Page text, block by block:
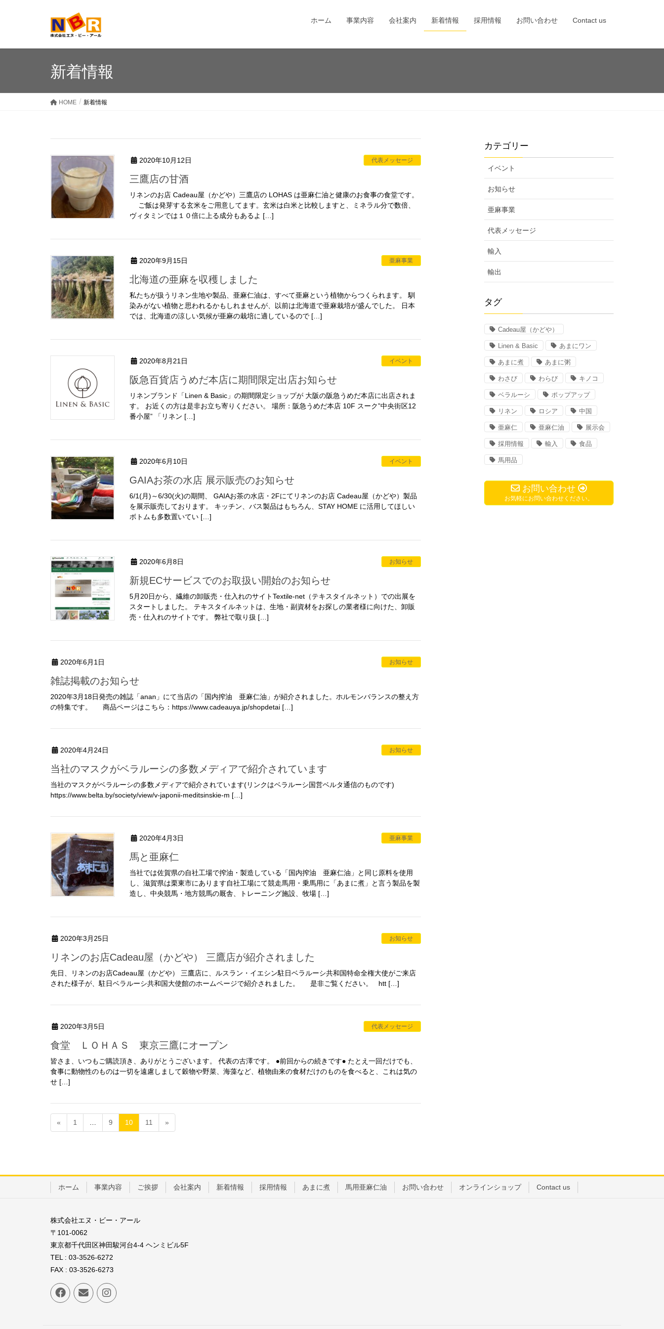
ホーム 事業内容 会社案内 新着情報 採用情報 お問い合わせ Contact us
新着情報
HOME 新着情報
2020年10月12日 代表メッセージ
三鷹店の甘酒
リネンのお店 Cadeau屋（かどや）三鷹店の LOHAS は亜麻仁油と健康のお食事の食堂です。
ご飯は発芽する玄米をご用意してます。玄米は白米と比較しますと、ミネラル分で数倍、
ヴィタミンでは１０倍に上る成分もあるよ […]
2020年9月15日 亜麻事業
北海道の亜麻を収穫しました
私たちが扱うリネン生地や製品、亜麻仁油は、すべて亜麻という植物からつくられます。 馴
染みがない植物と思われるかもしれませんが、以前は北海道で亜麻栽培が盛んでした。 日本
では、北海道の涼しい気候が亜麻の栽培に適しているので […]
2020年8月21日 イベント
阪急百貨店うめだ本店に期間限定出店お知らせ
リネンブランド「Linen & Basic」の期間限定ショップが 大阪の阪急うめだ本店に出店されま
す。 お近くの方は是非お立ち寄りください。 場所：阪急うめだ本店 10F スーク”中央街区12
番小屋” 「リネン […]
2020年6月10日 イベント
GAIAお茶の水店 展示販売のお知らせ
6/1(月)～6/30(火)の期間、 GAIAお茶の水店・2Fにてリネンのお店 Cadeau屋（かどや）製品
を展示販売しております。 キッチン、バス製品はもちろん、STAY HOME に活用してほしい
ボトムも多数置いてい […]
2020年6月8日 お知らせ
新規ECサービスでのお取扱い開始のお知らせ
5月20日から、繊維の卸販売・仕入れのサイトTextile-net（テキスタイルネット）での出展を
スタートしました。 テキスタイルネットは、生地・副資材をお探しの業者様に向けた、卸販
売・仕入れのサイトです。 弊社で取り扱 […]
2020年6月1日 お知らせ
雑誌掲載のお知らせ
2020年3月18日発売の雑誌「anan」にて当店の「国内搾油 亜麻仁油」が紹介されました。ホルモンバランスの整え方
の特集です。 商品ページはこちら：https://www.cadeauya.jp/shopdetai […]
2020年4月24日 お知らせ
当社のマスクがベラルーシの多数メディアで紹介されています
当社のマスクがベラルーシの多数メディアで紹介されています(リンクはベラルーシ国営ベルタ通信のものです)
https://www.belta.by/society/view/v-japonii-meditsinskie-m […]
2020年4月3日 亜麻事業
馬と亜麻仁
当社では佐賀県の自社工場で搾油・製造している「国内搾油 亜麻仁油」と同じ原料を使用
し、滋賀県は栗東市にあります自社工場にて競走馬用・乗馬用に「あまに煮」と言う製品を製
造し、中央競馬・地方競馬の厩舎、トレーニング施設、牧場 […]
2020年3月25日 お知らせ
リネンのお店Cadeau屋（かどや） 三鷹店が紹介されました
先日、リネンのお店Cadeau屋（かどや） 三鷹店に、ルスラン・イエシン駐日ベラルーシ共和国特命全権大使がご来店
された様子が、駐日ベラルーシ共和国大使館のホームページで紹介されました。 是非ご覧ください。 htt […]
2020年3月5日 代表メッセージ
食堂 ＬＯＨＡＳ 東京三鷹にオープン
皆さま、いつもご購読頂き、ありがとうございます。 代表の古澤です。 ●前回からの続きです● たとえ一回だけでも、
食事に動物性のものは一切を遠慮しまして穀物や野菜、海藻など、植物由来の食材だけのものを食べると、これは気の
せ […]
« 1 9 10 11 »
カテゴリー
イベント
お知らせ
亜麻事業
代表メッセージ
輸入
輸出
タグ
Cadeau屋（かどや）
Linen & Basic あまにワン
あまに煮 あまに粥
わさび わらび キノコ
ベラルーシ ポップアップ
リネン ロシア 中国
亜麻仁 亜麻仁油 展示会
採用情報 輸入 食品
馬用品
お問い合わせ
お気軽にお問い合わせください。
ホーム 事業内容 ご挨拶 会社案内 新着情報 採用情報 あまに煮 馬用亜麻仁油 お問い合わせ オンラインショップ Contact us
株式会社エヌ・ビー・アール
〒101-0062
東京都千代田区神田駿河台4-4 ヘンミビル5F
TEL : 03-3526-6272
FAX : 03-3526-6273